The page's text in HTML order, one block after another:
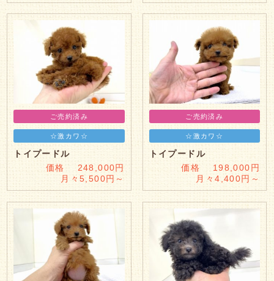
ご売約済み
☆激カワ☆
トイプードル
価格 248,000円
月々5,500円～
ご売約済み
☆激カワ☆
トイプードル
価格 198,000円
月々4,400円～